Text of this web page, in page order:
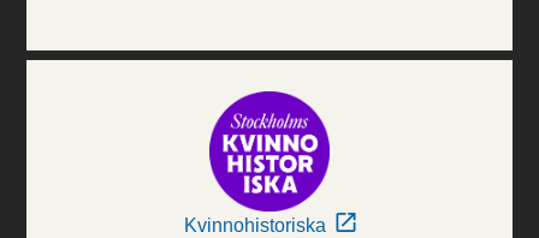
Kvinnohistoriska